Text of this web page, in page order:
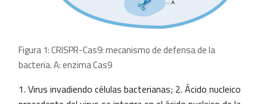
Figura 1: CRISPR-Cas9: mecanismo de defensa de la
bacteria. A: enzima Cas9
1. Virus invadiendo células bacterianas; 2. Ácido nucleico